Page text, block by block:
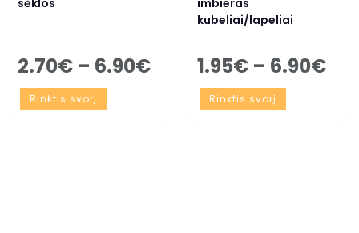
sėklos
2.70€ – 6.90€
Rinktis svorį
imbieras
kubeliai/lapeliai
1.95€ – 6.90€
Rinktis svorį